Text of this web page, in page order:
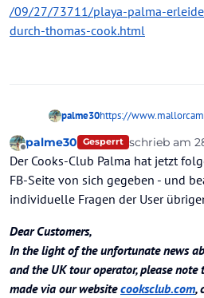
/09/27/73711/playa-palma-
durch-thomas-cook.html
palme30https://
millionenverluste-
Offline
palme30 Gesperrt schrieb am
zuletzt
Der Cooks-Club Palma hat jetzt
FB-Seite von sich gegeben - und
individuelle Fragen der User
Dear Customers,
In the light of the unfortunate news
and the UK tour operator, please
made via our website cooksclub.com,